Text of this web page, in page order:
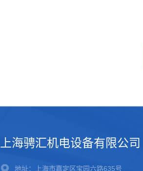
上海骋汇机电设备有限公司
地址：上海市嘉定区宝园六路635号